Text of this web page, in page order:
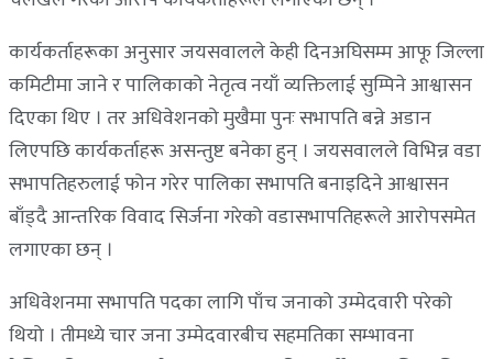
कार्यकर्ताहरूका अनुसार जयसवालले केही दिनअघिसम्म आफू जिल्ला
कमिटीमा जाने र पालिकाको नेतृत्व नयाँ व्यक्तिलाई सुम्पिने आश्वासन
दिएका थिए । तर अधिवेशनको मुखैमा पुनः सभापति बन्ने अडान
लिएपछि कार्यकर्ताहरू असन्तुष्ट बनेका हुन् । जयसवालले विभिन्न वडा
सभापतिहरुलाई फोन गरेर पालिका सभापति बनाइदिने आश्वासन
बाँड्दै आन्तरिक विवाद सिर्जना गरेको वडासभापतिहरूले आरोपसमेत
लगाएका छन् ।
अधिवेशनमा सभापति पदका लागि पाँच जनाको उम्मेदवारी परेको
थियो । तीमध्ये चार जना उम्मेदवारबीच सहमतिका सम्भावना